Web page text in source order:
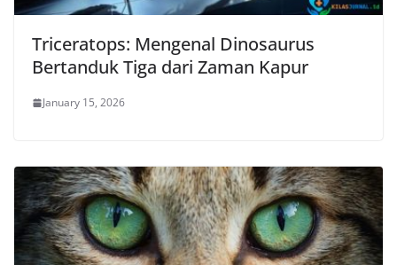
Triceratops: Mengenal Dinosaurus
Bertanduk Tiga dari Zaman Kapur
January 15, 2026